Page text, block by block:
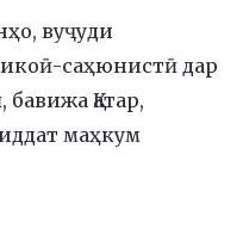
вуҷуди
саҳюнистӣ дар
Қатар,
маҳкум